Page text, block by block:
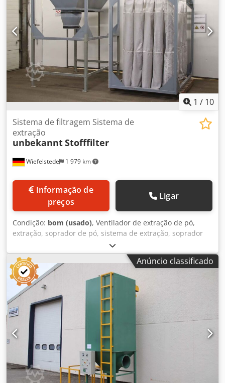
Condição: sistema não utilizado - Fabricante: INFASTAUB,
sistema de filtragem por cartucho com limpeza
pneumática dos filtros - Tipo: AJV 800-980-22 P - Separador
ciclone: em aço inoxidável - Abertura de entrada: Ø 110
mm Dcodpfx Ahsytgrxsmek - Abertura de saída: válvula
pneumática Ø 300 mm - Dimensões: 1730/1730/H5500 mm
- Quantidade: 2 unidades disponíveis - Preço: por unidade
- Dimensões de transporte: 4 metros de carga, altura 1730
mm - Peso: 1120 kg
1 / 10
Wiefelstede 1 979 km
Sistema de filtragem Sistema de
extração
unbekanntStofffilter
preços
Ligar
Condição: bom (usado), Ventilador de extração de pó,
extração, soprador de pó, sistema de extração, soprador
de pó, dispositivo de extração de pó, separador, filtro de
fumaça de soldagem, extração de fumaça de soldagem,
ventilador de extração de gases de combustão, sistema de
filtro, sistema de extração de pó de cartucho - Sistema de
filtro: - Estrutura do filtro: 2190/1460/H2080 mm Dcsdpfx
Ajwrb I Hohmok - Motor de vibração: 0,25 kW - Estrutura do
funil: 2235/1440/H2520 mm - Abertura: Ø 390 mm / 500 x
220 mm - Componentes individuais: veja as fotos - Peso:
200 kg / 590 kg
Anúncio classificado